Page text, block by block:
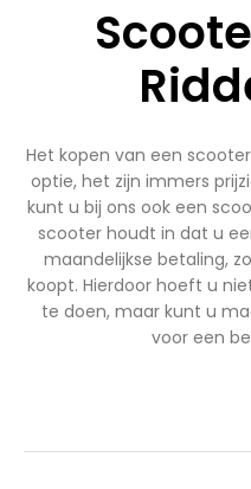
Het kopen van een
optie, het zijn immers
kunt u bij ons ook een
scooter houdt in dat u
maandelijkse betaling,
koopt. Hierdoor hoeft u
te doen, maar kunt u
voor een